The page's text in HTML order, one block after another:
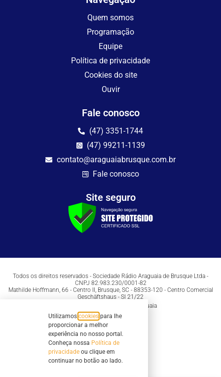
Quem somos
Programação
Equipe
Política de privacidade
Cookies do site
Ouvir
Fale conosco
(47) 3351-1744
(47) 99211-1139
contato@araguaiabrusque.com.br
Fale conosco
Site seguro
Todos os direitos reservados - Sociedade Rádio Araguaia de Brusque Ltda -
CNPJ 82.983.230/0001-82
Mathilde Hoffmann, 66 - Centro II, Brusque, SC - 88353-120 - Centro Comercial
Geschäftshaus - Sl 21/22
Copyright © 2026 | Rádio Araguaia
Utilizamos cookies para lhe
proporcionar a melhor
experiência no nosso portal.
Conheça nossa Política de
privacidade ou clique em
continuar no botão ao lado.